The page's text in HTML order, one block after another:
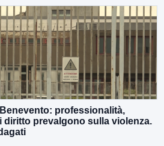
professionalità,
diritto prevalgono sulla violenza.